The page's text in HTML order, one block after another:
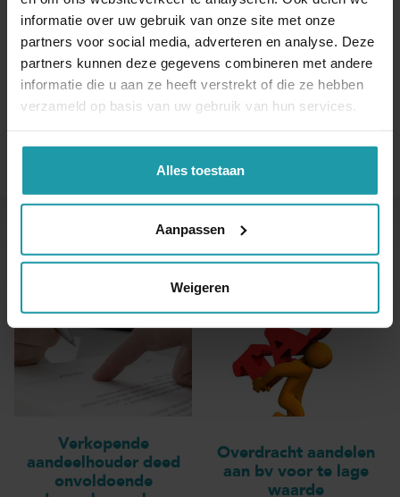
informatie over uw gebruik van onze site met onze
partners voor social media, adverteren en analyse. Deze
partners kunnen deze gegevens combineren met andere
informatie die u aan ze heeft verstrekt of die ze hebben
verzameld op basis van uw gebruik van hun services.
Alles toestaan
Aanpassen
Weigeren
E-mail adres*
Andere interessante artikelen
Verkopende
aandeelhouder deed
onvoldoende
Overdracht aandelen
aan bv voor te lage
waarde